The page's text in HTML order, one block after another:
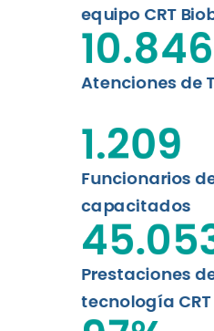
equipo CRT
Atenciones de
10.846
Funcionarios
capacitados
1.209
Prestaciones
tecnología CRT